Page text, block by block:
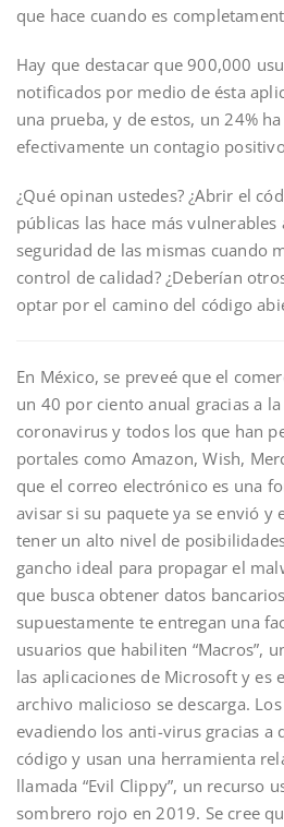
que hace cuando es
Hay que destacar que 900,000
notificados por medio de ésta
una prueba, y de estos, un 24%
efectivamente un contagio
¿Qué opinan ustedes? ¿Abrir el
públicas las hace más
seguridad de las mismas cuando
control de calidad? ¿Deberían
optar por el camino del código
En México, se preveé que el
un 40 por ciento anual gracias a
coronavirus y todos los que han
portales como Amazon, Wish,
que el correo electrónico es una
avisar si su paquete ya se envió y
tener un alto nivel de
gancho ideal para propagar el
que busca obtener datos
supuestamente te entregan una
usuarios que habiliten “Macros”,
las aplicaciones de Microsoft y es
archivo malicioso se descarga.
evadiendo los anti-virus gracias a
código y usan una herramienta
llamada “Evil Clippy”, un recurso
sombrero rojo en 2019. Se cree